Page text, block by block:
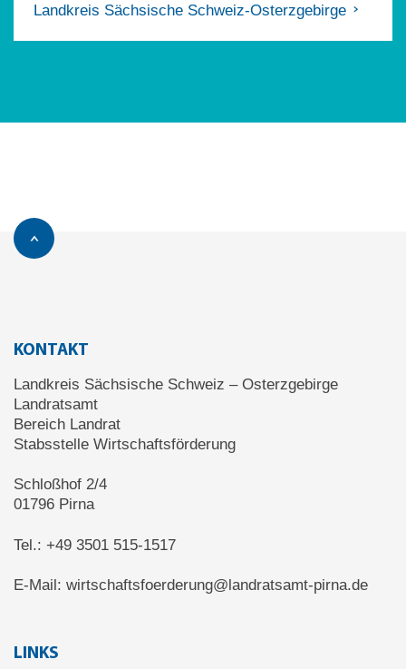
Landkreis Sächsische Schweiz-Osterzgebirge
KONTAKT
Landkreis Sächsische Schweiz – Osterzgebirge
Landratsamt
Bereich Landrat
Stabsstelle Wirtschaftsförderung
Schloßhof 2/4
01796 Pirna
Tel.: +49 3501 515-1517
E-Mail: wirtschaftsfoerderung@landratsamt-pirna.de
LINKS